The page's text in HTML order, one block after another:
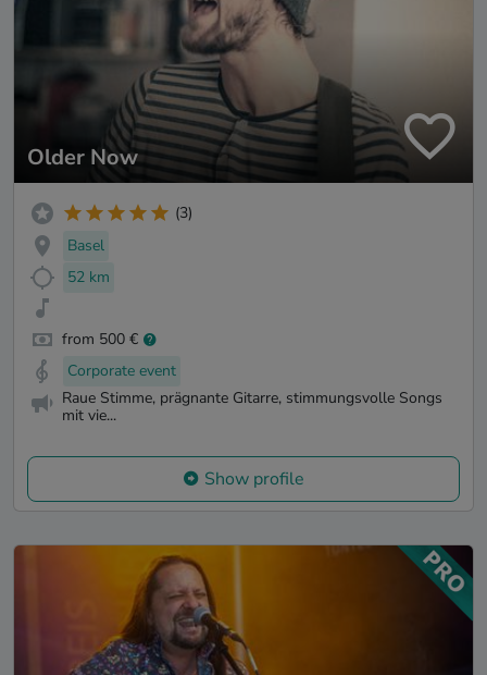
Older Now
(3)
Basel
52 km
from 500 €
Corporate event
Raue Stimme, prägnante Gitarre, stimmungsvolle Songs
mit vie...
Show profile